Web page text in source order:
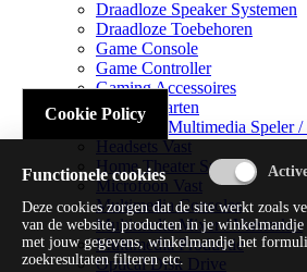
Draadloze Speaker Systemen
Draadloze Toebehoren
Game Console
Game Controller
Gaming Accessoires
Geluidskaarten
Handheld Multimedia Speler
Headsets Vast
Home Theater Systems
Microfoon Vast
Multimedia Consoles
Multimedia Mixer / Versterker
Multimedia Productie
Optical Disk Drive
Cookie Policy
Functionele cookies
Deze cookies zorgen dat de site werkt zoals
van de website, producten in je
met jouw gegevens, winkelmandje het
zoekresultaten filteren etc.